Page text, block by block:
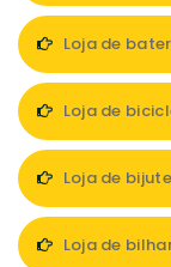
Loja de
Loja de
Loja de
Loja de